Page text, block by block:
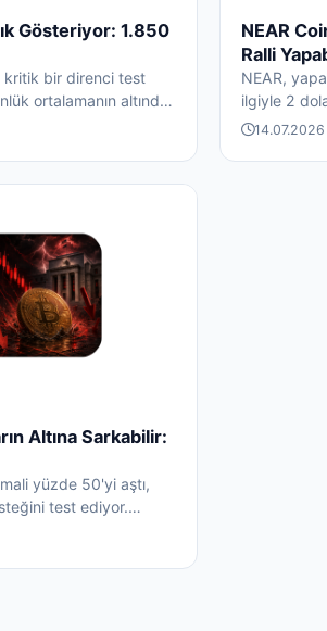
Gösteriyor: 1.850
kritik bir direnci test
ortalamanın altında
NEAR
Ralli
NEAR,
ilgiyle 2
kırılımı
14.07.2026
Altına Sarkabilir:
yüzde 50'yi aştı,
test ediyor.